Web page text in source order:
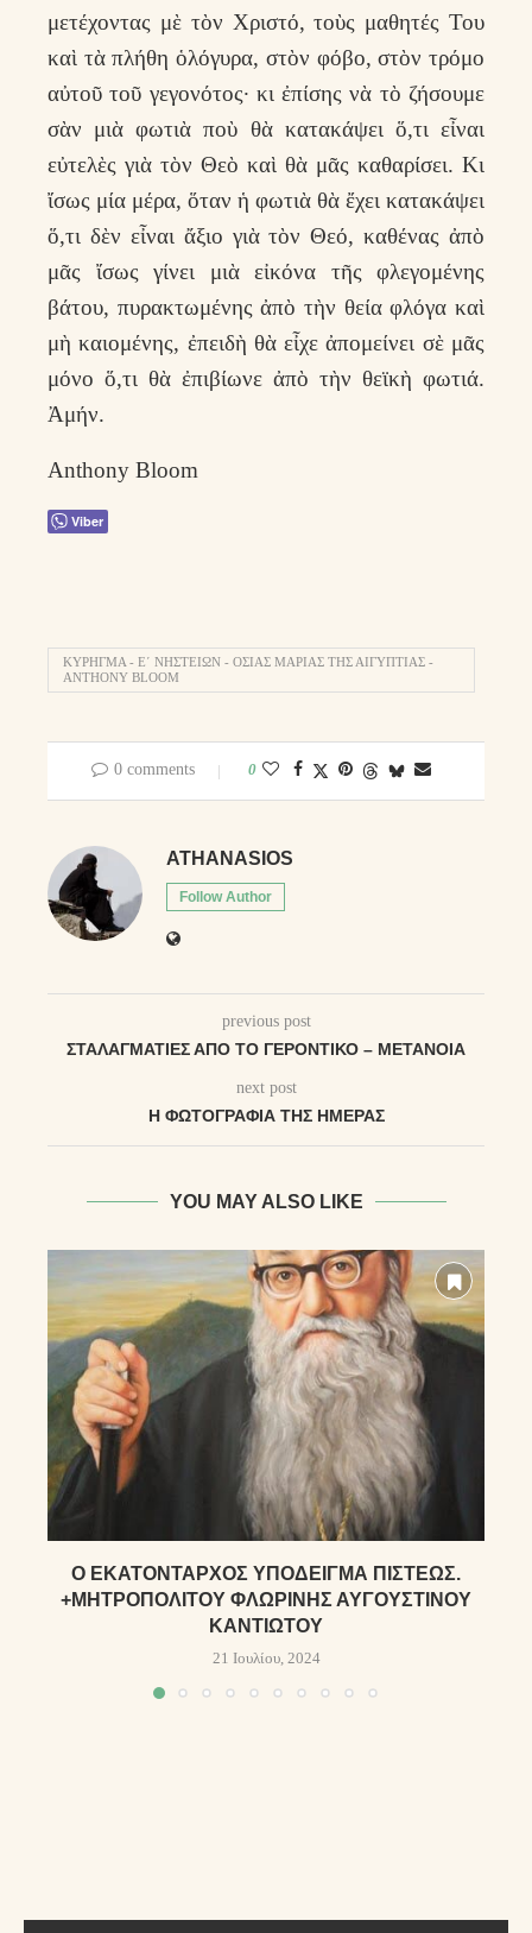
μετέχοντας μὲ τὸν Χριστό, τοὺς μαθητές Του
καὶ τὰ πλήθη ὁλόγυρα, στὸν φόβο, στὸν τρόμο
αὐτοῦ τοῦ γεγονότος· κι ἐπίσης νὰ τὸ ζήσουμε
σὰν μιὰ φωτιὰ ποὺ θὰ κατακάψει ὅ,τι εἶναι
εὐτελὲς γιὰ τὸν Θεὸ καὶ θὰ μᾶς καθαρίσει. Κι
ἴσως μία μέρα, ὅταν ἡ φωτιὰ θὰ ἔχει κατακάψει
ὅ,τι δὲν εἶναι ἄξιο γιὰ τὸν Θεό, καθένας ἀπὸ
μᾶς ἴσως γίνει μιὰ εἰκόνα τῆς φλεγομένης
βάτου, πυρακτωμένης ἀπὸ τὴν θεία φλόγα καὶ
μὴ καιομένης, ἐπειδὴ θὰ εἶχε ἀπομείνει σὲ μᾶς
μόνο ὅ,τι θὰ ἐπιβίωνε ἀπὸ τὴν θεϊκὴ φωτιά.
Ἀμήν.
Anthony Bloom
Viber
ΚΥΡΗΓΜΑ - Ε΄ ΝΗΣΤΕΙΏΝ - ΟΣΊΑΣ ΜΑΡΊΑΣ ΤΗΣ ΑΙΓΥΠΤΊΑΣ -
ANTHONY BLOOM
0 comments 0
ATHANASIOS
Follow Author
previous post
ΣΤΑΛΑΓΜΑΤΙΈΣ ΑΠΌ ΤΟ ΓΕΡΟΝΤΙΚΌ – ΜΕΤΆΝΟΙΑ
next post
Η ΦΩΤΟΓΡΑΦΊΑ ΤΗΣ ΗΜΈΡΑΣ
YOU MAY ALSO LIKE
Ὁ ἙΚΑΤΌΝΤΑΡΧΟΣ ὙΠΌΔΕΙΓΜΑ ΠΊΣΤΕΩΣ.
+ΜΗΤΡΟΠΟΛΊΤΟΥ ΦΛΩΡΊΝΗΣ ΑΥΓΟΥΣΤΊΝΟΥ
ΚΑΝΤΙΏΤΟΥ
21 Ιουλίου, 2024